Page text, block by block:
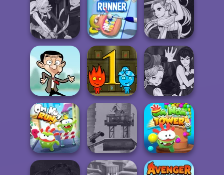
Real Drift
Multiplayer
Mr. Racer Giant Rush!
Manga Creator
Vampire Hunter
P...
Teeth Runner
Manga Creator
Vampire Hunter
P...
Mr Bean Jump
Fireboy and
Watergirl
Manga Creator
Vampire Hunter
P...